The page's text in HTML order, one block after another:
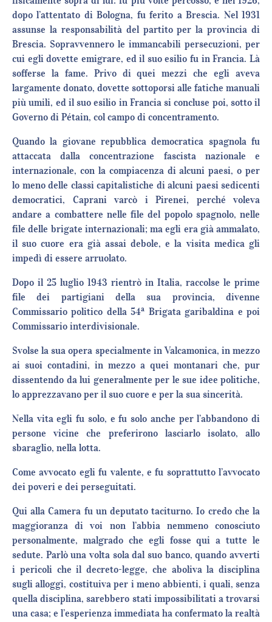
dopo l’attentato di Bologna, fu ferito a Brescia. Nel 1931
assunse la responsabilità del partito per la provincia di
Brescia. Sopravvennero le immancabili persecuzioni, per
cui egli dovette emigrare, ed il suo esilio fu in Francia. Là
sofferse la fame. Privo di quei mezzi che egli aveva
largamente donato, dovette sottoporsi alle fatiche manuali
più umili, ed il suo esilio in Francia si concluse poi, sotto il
Governo di Pétain, col campo di concentramento.
Quando la giovane repubblica democratica spagnola fu
attaccata dalla concentrazione fascista nazionale e
internazionale, con la compiacenza di alcuni paesi, o per
lo meno delle classi capitalistiche di alcuni paesi sedicenti
democratici, Caprani varcò i Pirenei, perché voleva
andare a combattere nelle file del popolo spagnolo, nelle
file delle brigate internazionali; ma egli era già ammalato,
il suo cuore era già assai debole, e la visita medica gli
impedì di essere arruolato.
Dopo il 25 luglio 1943 rientrò in Italia, raccolse le prime
file dei partigiani della sua provincia, divenne
Commissario politico della 54a Brigata garibaldina e poi
Commissario interdivisionale.
Svolse la sua opera specialmente in Valcamonica, in mezzo
ai suoi contadini, in mezzo a quei montanari che, pur
dissentendo da lui generalmente per le sue idee politiche,
lo apprezzavano per il suo cuore e per la sua sincerità.
Nella vita egli fu solo, e fu solo anche per l’abbandono di
persone vicine che preferirono lasciarlo isolato, allo
sbaraglio, nella lotta.
Come avvocato egli fu valente, e fu soprattutto l’avvocato
dei poveri e dei perseguitati.
Qui alla Camera fu un deputato taciturno. Io credo che la
maggioranza di voi non l’abbia nemmeno conosciuto
personalmente, malgrado che egli fosse qui a tutte le
sedute. Parlò una volta sola dal suo banco, quando avverti
i pericoli che il decreto-legge, che aboliva la disciplina
sugli alloggi, costituiva per i meno abbienti, i quali, senza
quella disciplina, sarebbero stati impossibilitati a trovarsi
una casa; e l’esperienza immediata ha confermato la realtà